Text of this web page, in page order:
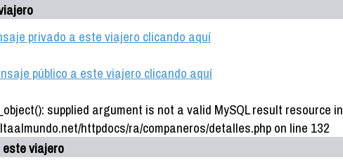
privado a este viajero clicando aquí
público a este viajero clicando aquí
supplied argument is not a valid MySQL result resource in
httpdocs/ra/companeros/detalles.php on line 132
este viajero